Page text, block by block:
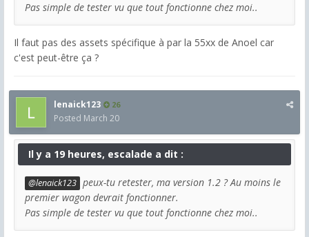
Pas simple de tester vu que tout fonctionne chez moi..
Il faut pas des assets spécifique à par la 55xx de Anoel car
c'est peut-être ça ?
lenaick123 26
Posted March 20
Il y a 19 heures, escalade a dit :
@lenaick123 peux-tu retester, ma version 1.2 ? Au moins le
premier wagon devrait fonctionner.
Pas simple de tester vu que tout fonctionne chez moi..